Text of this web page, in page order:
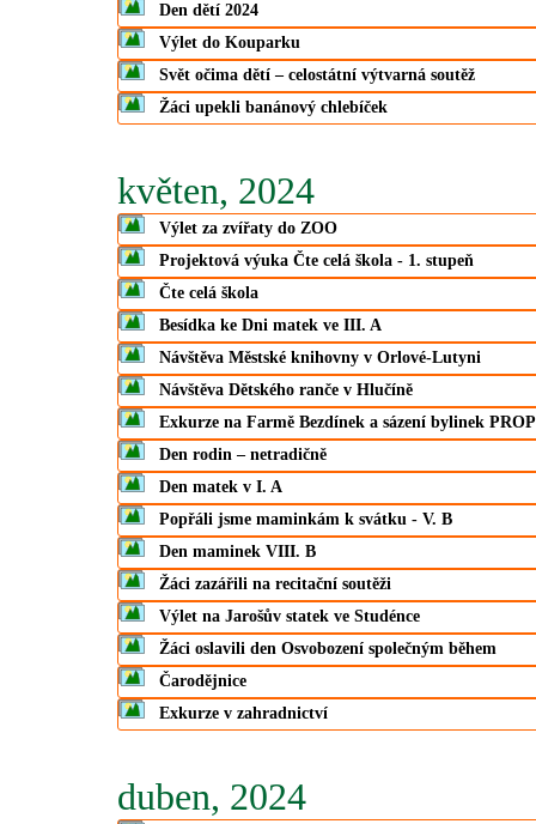
Den dětí 2024
Výlet do Kouparku
Svět očima dětí – celostátní výtvarná soutěž
Žáci upekli banánový chlebíček
květen, 2024
Výlet za zvířaty do ZOO
Projektová výuka Čte celá škola - 1. stupeň
Čte celá škola
Besídka ke Dni matek ve III. A
Návštěva Městské knihovny v Orlové-Lutyni
Návštěva Dětského ranče v Hlučíně
Exkurze na Farmě Bezdínek a sázení bylinek PROP
Den rodin – netradičně
Den matek v I. A
Popřáli jsme maminkám k svátku - V. B
Den maminek VIII. B
Žáci zazářili na recitační soutěži
Výlet na Jarošův statek ve Studénce
Žáci oslavili den Osvobození společným během
Čarodějnice
Exkurze v zahradnictví
duben, 2024